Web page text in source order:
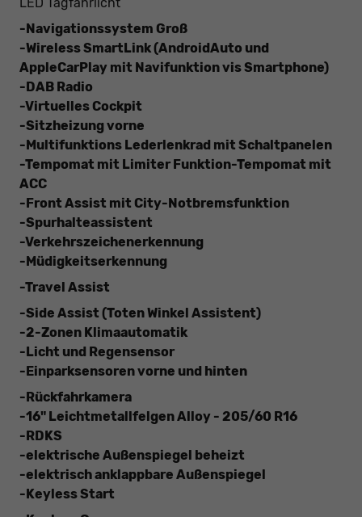
-Navigationssystem Groß
-Wireless SmartLink (AndroidAuto und
AppleCarPlay mit Navifunktion vis Smartphone)
-DAB Radio
-Virtuelles Cockpit
-Sitzheizung vorne
-Multifunktions Lederlenkrad mit Schaltpanelen
-Tempomat mit Limiter Funktion-Tempomat mit
ACC
-Front Assist mit City-Notbremsfunktion
-Spurhalteassistent
-Verkehrszeichenerkennung
-Müdigkeitserkennung
-Travel Assist
-Side Assist (Toten Winkel Assistent)
-2-Zonen Klimaautomatik
-Licht und Regensensor
-Einparksensoren vorne und hinten
-Rückfahrkamera
-16" Leichtmetallfelgen Alloy - 205/60 R16
-RDKS
-elektrische Außenspiegel beheizt
-elektrisch anklappbare Außenspiegel
-Keyless Start